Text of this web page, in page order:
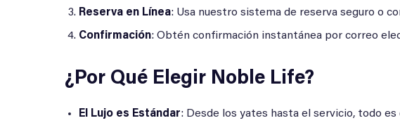
Reserva en Línea: Usa nuestro sistema de reserva seguro o
Confirmación: Obtén confirmación instantánea por correo
¿Por Qué Elegir Noble Life?
El Lujo es Estándar: Desde los yates hasta el servicio, todo es